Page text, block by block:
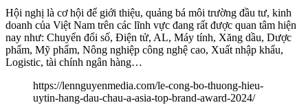
Hội nghị là cơ hội để giới thiệu, quảng bá môi trường đầu tư, kinh
doanh của Việt Nam trên các lĩnh vực đang rất được quan tâm hiện
nay như: Chuyển đổi số, Điện tử, AL, Máy tính, Xăng dầu, Dược
phẩm, Mỹ phẩm, Nông nghiệp công nghệ cao, Xuất nhập khẩu,
Logistic, tài chính ngân hàng…
https://lennguyenmedia.com/le-cong-bo-thuong-hieu-
uytin-hang-dau-chau-a-asia-top-brand-award-2024/